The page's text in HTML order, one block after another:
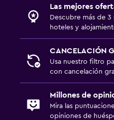
Las mejores
Descubre más de
hoteles y
CANCELACIÓN
Usa nuestro filtro
con cancelación
Millones de
Mira las
opiniones de